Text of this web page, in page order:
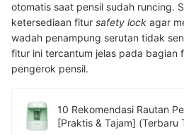
otomatis saat pensil sudah runcing.
ketersediaan fitur safety lock agar
wadah penampung serutan tidak
fitur ini tercantum jelas pada bagian
pengerok pensil.
10 Rekomendasi Rautan
[Praktis & Tajam] (Terbaru